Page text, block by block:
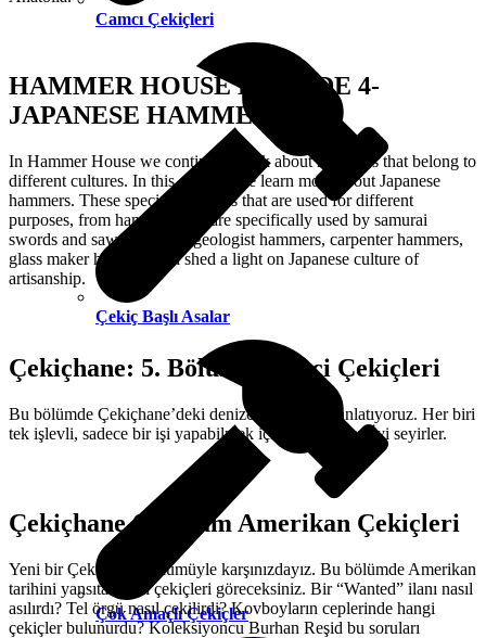
Camcı Çekiçleri
Çekiç Başlı Asalar
Çok Amaçlı Çekiçler
HAMMER HOUSE EPISODE 4-
JAPANESE HAMMERS
In Hammer House we continue to talk about hammers that belong to
different cultures. In this episode we learn more about Japanese
hammers. These special hammers that are used for different
purposes, from hammers that are specifically used by samurai
swords and saw makers to geologist hammers, carpenter hammers,
glass maker hammers, all shed a light on Japanese culture of
artisanship.
Çekiçhane: 5. Bölüm Denizci Çekiçleri
Bu bölümde Çekiçhane’deki denizci çekiçlerini anlatıyoruz. Her biri
tek işlevli, sadece bir işi yapabilmek için üretilmişler. İyi seyirler.
Çekiçhane 6. Bölüm Amerikan Çekiçleri
Yeni bir Çekiçhane bölümüyle karşınızdayız. Bu bölümde Amerikan
tarihini yansıtan bazı çekiçleri göreceksiniz. Bir “Wanted” ilanı nasıl
asılırdı? Tel örgü nasıl çekilirdi? Kovboyların ceplerinde hangi
çekiçler bulunurdu? Koleksiyoncu Burhan Reşid bu soruları